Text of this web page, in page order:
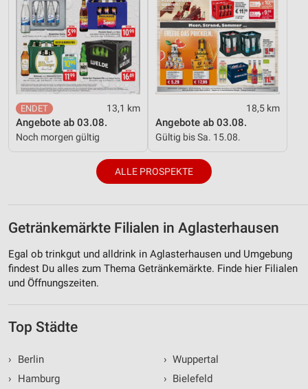
13,1 km
Angebote ab 03.08.
Noch morgen gültig
18,5 km
Angebote ab 03.08.
Gültig bis Sa. 15.08.
ALLE PROSPEKTE
Getränkemärkte Filialen in Aglasterhausen
Egal ob trinkgut und alldrink in Aglasterhausen und Umgebung
findest Du alles zum Thema Getränkemärkte. Finde hier Filialen
und Öffnungszeiten.
Top Städte
›
Berlin
›
Hamburg
› Wuppertal
› Bielefeld